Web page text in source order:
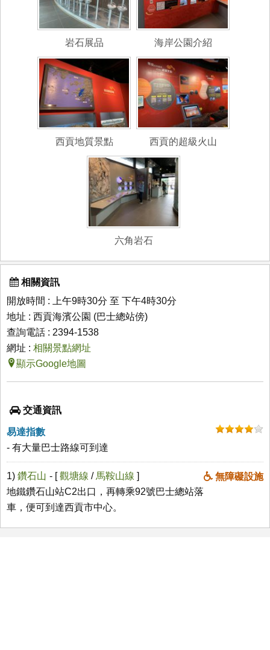
岩石展品 海岸公園介紹
西貢地質景點 西貢的超級火山
六角岩石
相關資訊
開放時間 : 上午9時30分 至 下午4時30分
地址 : 西貢海濱公園 (巴士總站傍)
查詢電話 : 2394-1538
網址 : 相關景點網址
顯示Google地圖
交通資訊
易達指數
- 有大量巴士路線可到達
1) 鑽石山 無障礙設施
- [觀塘線 / 馬鞍山線 ]
地鐵鑽石山站C2出口，再轉乘92號巴士總站落
車，便可到達西貢市中心。